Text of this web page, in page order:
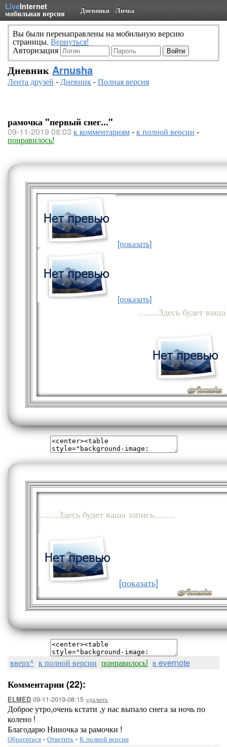
LiveInternet
мобильная версия Дневники Личка
Вы были перенаправлены на мобильную версию
страницы. Вернуться!
Авторизация
Дневник Arnusha
Лента друзей -Дневник-Полная версия
рамочка "первый снег..."
09-11-2019 08:03 к комментариям-к полной версии -
понравилось!
[показать]
[показать]
........Здесь будет
........Здесь будет ваша запись........
[показать]
вверх^ к полной версии понравилось! в evernote
Комментарии (22):
ELMED 09-11-2019-08:15 удалить
Доброе утро,очень кстати ,у нас выпало снега за ночь по
колено !
Благодарю Ниночка за рамочки !
Обратиться - Ответить - К полной версии